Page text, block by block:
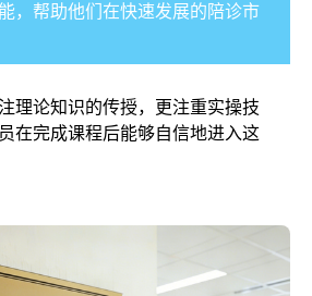
，帮助他们在快速发展的陪诊市
理论知识的传授，更注重实操技
在完成课程后能够自信地进入这